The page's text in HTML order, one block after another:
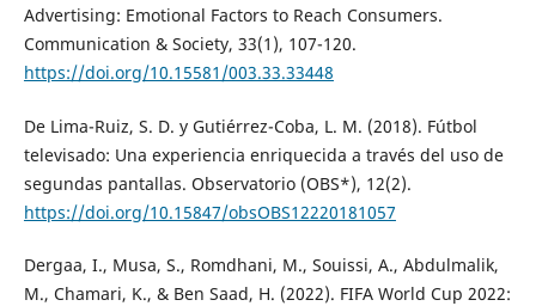
Advertising: Emotional Factors to Reach Consumers.
Communication & Society, 33(1), 107-120.
https://doi.org/10.15581/003.33.33448
De Lima-Ruiz, S. D. y Gutiérrez-Coba, L. M. (2018). Fútbol
televisado: Una experiencia enriquecida a través del uso de
segundas pantallas. Observatorio (OBS*), 12(2).
https://doi.org/10.15847/obsOBS12220181057
Dergaa, I., Musa, S., Romdhani, M., Souissi, A., Abdulmalik,
M., Chamari, K., & Ben Saad, H. (2022). FIFA World Cup 2022: